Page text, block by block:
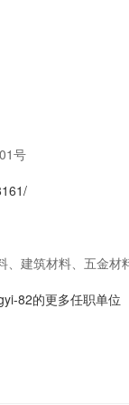
号
、建筑材料、五金
品）、日用百货批
82的更多任职单位